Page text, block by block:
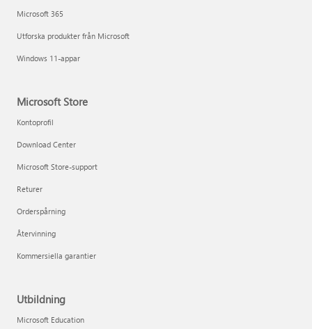
Microsoft 365
Utforska produkter från Microsoft
Windows 11-appar
Microsoft Store
Kontoprofil
Download Center
Microsoft Store-support
Returer
Orderspårning
Återvinning
Kommersiella garantier
Utbildning
Microsoft Education